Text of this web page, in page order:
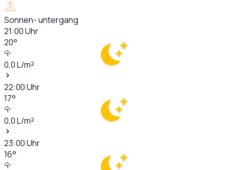
Sonnen- untergang
21:00Uhr
20°
0,0L/m²
22:00Uhr
17°
0,0L/m²
23:00Uhr
16°